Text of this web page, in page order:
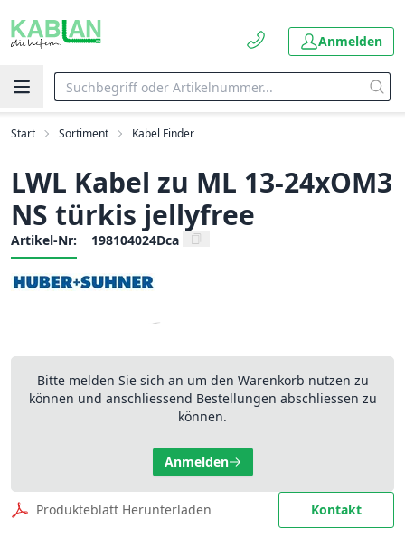
Anmelden
Start Sortiment Kabel Finder
LWL Kabel zu ML 13-24xOM3
NS türkis jellyfree
Artikel-Nr: 198104024Dca
Bitte melden Sie sich an um den Warenkorb nutzen zu
können und anschliessend Bestellungen abschliessen zu
können.
Anmelden
Produkteblatt Herunterladen Kontakt